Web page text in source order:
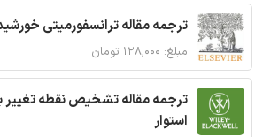
ترجمه مقاله ترانسفورمیتی
مبلغ: ۱۲۸,۰۰۰ تومان
ترجمه مقاله تشخیص نقطه تغییر
استوار